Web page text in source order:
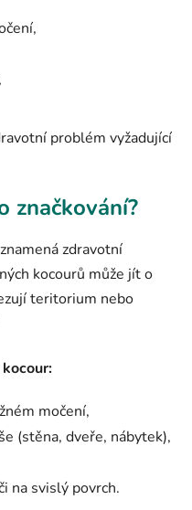
problém vyžadující
značkování?
zdravotní
kocourů může jít o
teritorium nebo
močení,
(stěna, dveře, nábytek),
na svislý povrch.